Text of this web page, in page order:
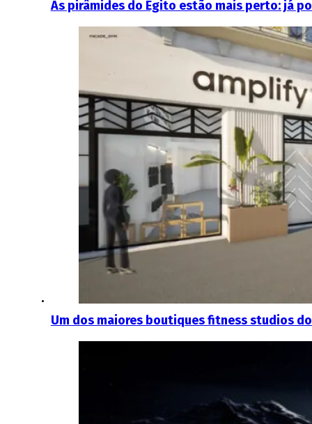
As pirâmides do Egito estão mais perto: já
Um dos maiores boutiques fitness studios